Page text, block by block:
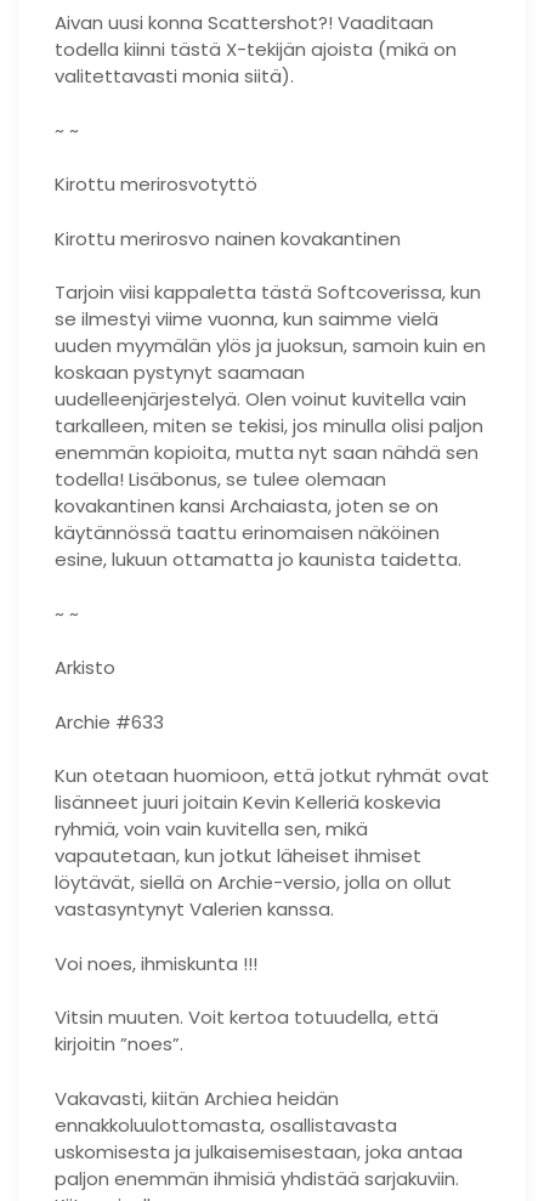
Aivan uusi konna Scattershot?! Vaaditaan
todella kiinni tästä X-tekijän ajoista (mikä on
valitettavasti monia siitä).
~ ~
Kirottu merirosvotyttö
Kirottu merirosvo nainen kovakantinen
Tarjoin viisi kappaletta tästä Softcoverissa, kun
se ilmestyi viime vuonna, kun saimme vielä
uuden myymälän ylös ja juoksun, samoin kuin en
koskaan pystynyt saamaan
uudelleenjärjestelyä. Olen voinut kuvitella vain
tarkalleen, miten se tekisi, jos minulla olisi paljon
enemmän kopioita, mutta nyt saan nähdä sen
todella! Lisäbonus, se tulee olemaan
kovakantinen kansi Archaiasta, joten se on
käytännössä taattu erinomaisen näköinen
esine, lukuun ottamatta jo kaunista taidetta.
~ ~
Arkisto
Archie #633
Kun otetaan huomioon, että jotkut ryhmät ovat
lisänneet juuri joitain Kevin Kelleriä koskevia
ryhmiä, voin vain kuvitella sen, mikä
vapautetaan, kun jotkut läheiset ihmiset
löytävät, siellä on Archie-versio, jolla on ollut
vastasyntynyt Valerien kanssa.
Voi noes, ihmiskunta !!!
Vitsin muuten. Voit kertoa totuudella, että
kirjoitin ”noes”.
Vakavasti, kiitän Archiea heidän
ennakkoluulottomasta, osallistavasta
uskomisesta ja julkaisemisestaan, joka antaa
paljon enemmän ihmisiä yhdistää sarjakuviin.